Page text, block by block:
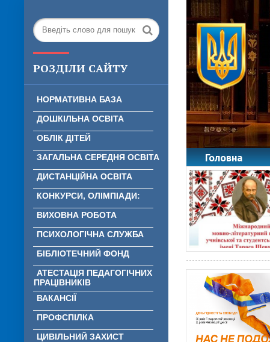
РОЗДІЛИ САЙТУ
НОРМАТИВНА БАЗА
ДОШКІЛЬНА ОСВІТА
ОБЛІК ДІТЕЙ
ЗАГАЛЬНА СЕРЕДНЯ ОСВІТА
ДИСТАНЦІЙНА ОСВІТА
КОНКУРСИ, ОЛІМПІАДИ:
ВИХОВНА РОБОТА
ПСИХОЛОГІЧНА СЛУЖБА
БІБЛІОТЕЧНИЙ ФОНД
АТЕСТАЦІЯ ПЕДАГОГІЧНИХ
ПРАЦІВНИКІВ
ВАКАНСІЇ
ПРОФСПІЛКА
ЦИВІЛЬНИЙ ЗАХИСТ
Головна